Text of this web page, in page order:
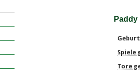
Paddy
Spiele
Tore